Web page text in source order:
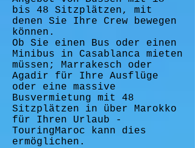
bis 48 Sitzplätzen, mit
denen Sie Ihre Crew bewegen
können.
Ob Sie einen Bus oder einen
Minibus in Casablanca mieten
müssen; Marrakesch oder
Agadir für Ihre Ausflüge
oder eine massive
Busvermietung mit 48
Sitzplätzen in über Marokko
für Ihren Urlaub -
TouringMaroc kann dies
ermöglichen.